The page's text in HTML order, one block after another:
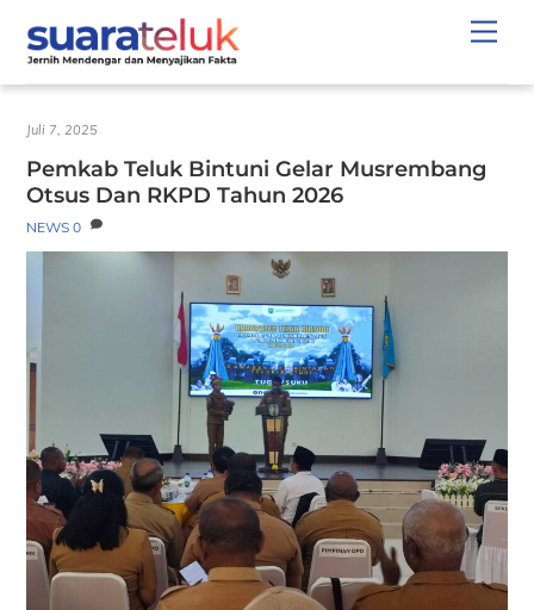
content
Juli 7, 2025
Pemkab Teluk Bintuni Gelar Musrembang
Otsus Dan RKPD Tahun 2026
NEWS 0